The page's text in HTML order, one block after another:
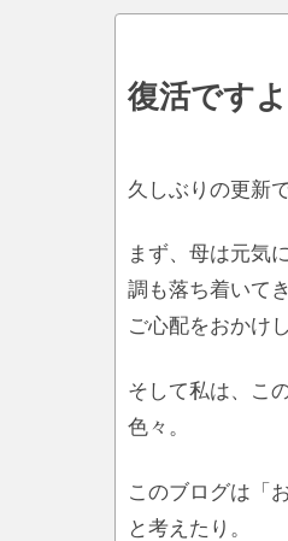
復活ですよ
久しぶりの更新
まず、母は元気
調も落ち着いて
ご心配をおかけ
そして私は、こ
色々。
このブログは「
と考えたり。